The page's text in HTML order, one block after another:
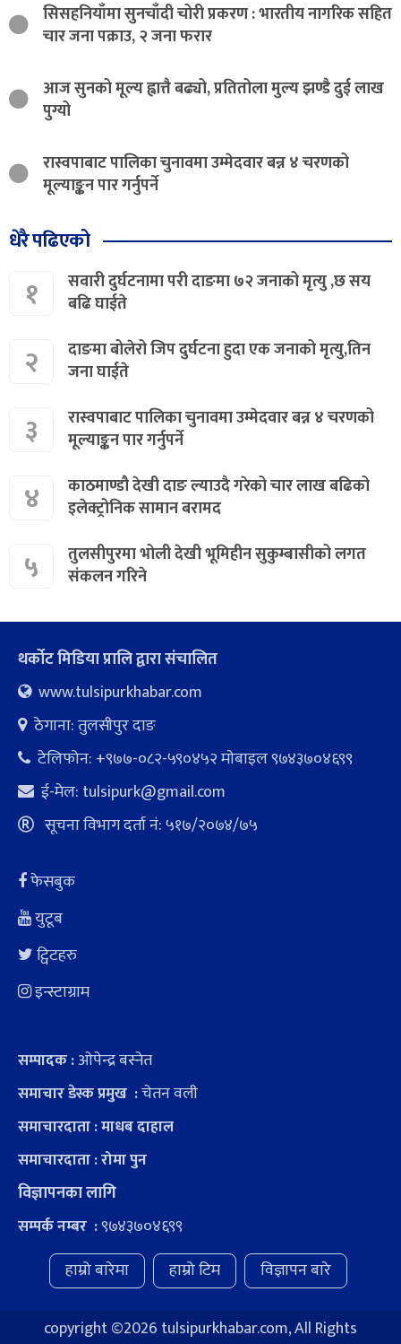
सिसहनियाँमा सुनचाँदी चोरी प्रकरण : भारतीय नागरिक सहित
चार जना पक्राउ, २ जना फरार
आज सुनको मूल्य ह्वात्तै बढ्यो, प्रतितोला मुल्य झण्डै दुई लाख
पुग्यो
रास्वपाबाट पालिका चुनावमा उम्मेदवार बन्न ४ चरणको
मूल्याङ्कन पार गर्नुपर्ने
धेरै पढिएको
१
सवारी दुर्घटनामा परी दाङमा ७२ जनाको मृत्यु ,छ सय
बढि घाईते
२
दाङमा बोलेरो जिप दुर्घटना हुदा एक जनाको मृत्यु,तिन
जना घाईते
३
रास्वपाबाट पालिका चुनावमा उम्मेदवार बन्न ४ चरणको
मूल्याङ्कन पार गर्नुपर्ने
४
काठमाण्डौ देखी दाङ ल्याउदै गरेको चार लाख बढिको
इलेक्ट्रोनिक सामान बरामद
५
तुलसीपुरमा भोली देखी भूमिहीन सुकुम्बासीको लगत
संकलन गरिने
थर्कोट मिडिया प्रालि द्वारा संचालित
www.tulsipurkhabar.com
ठेगाना: तुलसीपुर दाङ
टेलिफोन: +९७७-०८२-५९०४५२ माेबाइल ९७४३७०४६९९
ई-मेल: tulsipurk@gmail.com
सूचना विभाग दर्ता नं: ५१७/२०७४/७५
फेसबुक
युटूब
ट्विटहरु
इन्स्टाग्राम
सम्पादक :ओपेन्द्र बस्नेत
समाचार डेस्क प्रमुख :चेतन वली
समाचारदाता : माधब दाहाल
समाचारदाता : रोमा पुन
विज्ञापनका लागि
सम्पर्क नम्बर :९७४३७०४६९९
हाम्रो बारेमा
हाम्रो टिम विज्ञापन बारे
copyright ©2026 tulsipurkhabar.com, All Rights